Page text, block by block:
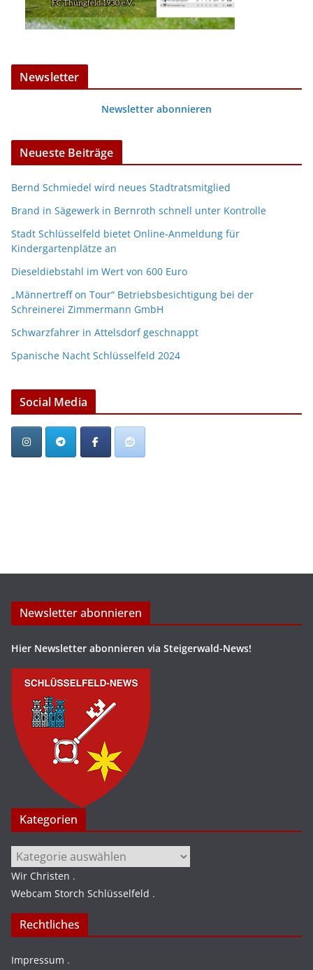
Newsletter
Newsletter abonnieren
Neueste Beiträge
Bernd Schmiedel wird neues Stadtratsmitglied
Brand in Sägewerk in Bernroth schnell unter Kontrolle
Stadt Schlüsselfeld bietet Online-Anmeldung für
Kindergartenplätze an
Dieseldiebstahl im Wert von 600 Euro
„Männertreff on Tour“ Betriebsbesichtigung bei der
Schreinerei Zimmermann GmbH
Schwarzfahrer in Attelsdorf geschnappt
Spanische Nacht Schlüsselfeld 2024
Social Media
Newsletter abonnieren
Hier Newsletter abonnieren via Steigerwald-News!
Kategorien
Kategorien
Wir Christen .
Webcam Storch Schlüsselfeld .
Rechtliches
Impressum .